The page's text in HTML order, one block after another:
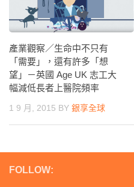
產業觀察／生命中不只有
「需要」，還有許多「想
望」－英國 Age UK 志工大
幅減低長者上醫院頻率
1 9 月, 2015 BY 銀享全球
FOLLOW: